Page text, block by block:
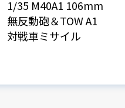
1/35 M40A1 106mm
無反動砲＆TOW A1
対戦車ミサイル